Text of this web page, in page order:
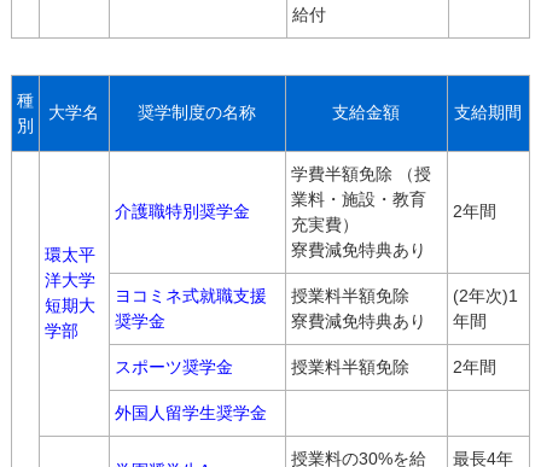
給付
種
別
大学名 奨学制度の名称 支給金額 支給期間
環太平
洋大学
短期大
学部
介護職特別奨学金
学費半額免除 （授
業料・施設・教育
充実費）
寮費減免特典あり
2年間
ヨコミネ式就職支援
奨学金
授業料半額免除
寮費減免特典あり
(2年次)1
年間
スポーツ奨学金 授業料半額免除 2年間
外国人留学生奨学金
授業料の30%を給 最長4年